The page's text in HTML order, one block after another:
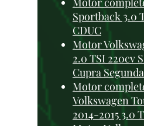
Sportback 3.0
CDUC
Motor
2.0 TSI 220cv
Cupra
Motor
Volkswagen
2014-2015 3.0